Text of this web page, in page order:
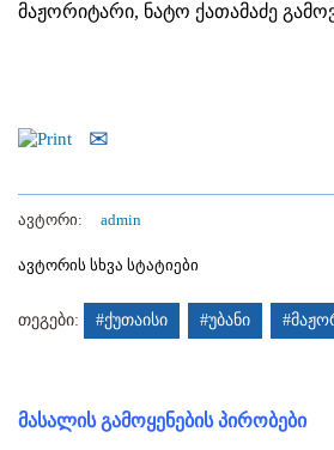
მაჟორიტარი, ნატო ქათამაძე
ავტორი: admin
ავტორის სხვა სტატიები
თეგები: #ქუთაისი #უბანი
მასალის გამოყენების პირობები